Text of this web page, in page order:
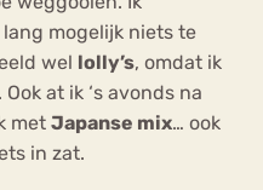
mogelijk niets te
wel lolly’s, omdat ik
at ik ‘s avonds na
met Japanse mix… ook
in zat.